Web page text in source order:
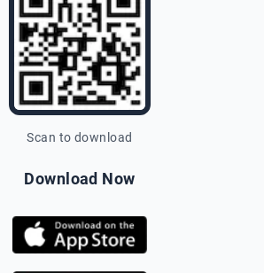
Scan to download
Download Now